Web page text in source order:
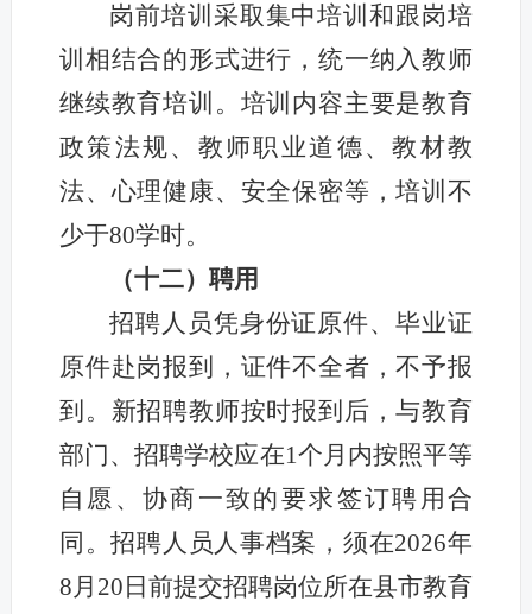
岗前培训采取集中培训和跟岗培
训相结合的形式进行，统一纳入教师
继续教育培训。培训内容主要是教育
政策法规、教师职业道德、教材教
法、心理健康、安全保密等，培训不
少于80学时。
（十二）聘用
招聘人员凭身份证原件、毕业证
原件赴岗报到，证件不全者，不予报
到。新招聘教师按时报到后，与教育
部门、招聘学校应在1个月内按照平等
自愿、协商一致的要求签订聘用合
同。招聘人员人事档案，须在2026年
8月20日前提交招聘岗位所在县市教育